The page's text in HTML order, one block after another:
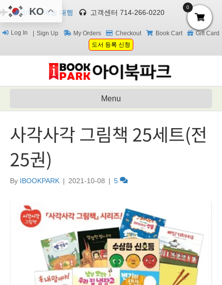
한국/미국 배송 대행 고객센터 714-266-0220
Log In Sign Up My Orders Checkout Book Cart
Gift Card
도서 등록 신청
Menu
사각사각 그림책 25세트(전
25권)
By IBOOKPARK | 2021-10-08 | 5
KO 0